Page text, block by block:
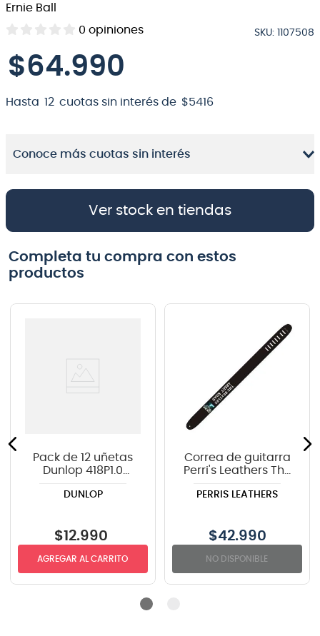
Ernie Ball
0 opiniones SKU: 1107508
$64.990
Hasta 12 cuotas sin interés de $5416
Conoce más cuotas sin interés
Ver stock en tiendas
Completa tu compra con estos
productos
Pack de 12 uñetas
Dunlop 418P1.0
DUNLOP
$12.990
AGREGAR AL CARRITO
Correa de guitarra
Perri's Leathers The
Road" P25TB-6074
PERRIS LEATHERS
$42.990
NO DISPONIBLE
10. violin